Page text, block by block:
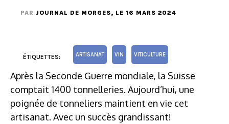
PAR JOURNAL DE MORGES, LE 16 MARS 2024
ÉTIQUETTES: ARTISANAT VIN VITICULTURE
Après la Seconde Guerre mondiale, la Suisse
comptait 1400 tonnelleries. Aujourd’hui, une
poignée de tonneliers maintient en vie cet
artisanat. Avec un succès grandissant!